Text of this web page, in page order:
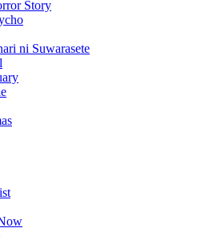
Story
ni Suwarasete